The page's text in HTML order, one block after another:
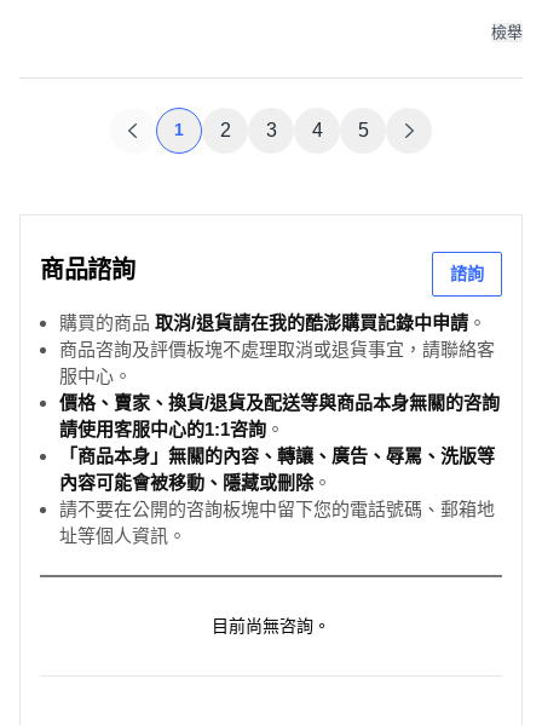
檢舉
1 2 3 4 5
商品諮詢 諮詢
購買的商品 取消/退貨請在我的酷澎購買記錄中申請 。
商品咨詢及評價板塊不處理取消或退貨事宜，請聯絡客
服中心。
價格、賣家、換貨/退貨及配送等與商品本身無關的咨詢
請使用客服中心的1:1咨詢 。
「商品本身」無關的內容、轉讓、廣告、辱罵、洗版等
內容可能會被移動、隱藏或刪除。
請不要在公開的咨詢板塊中留下您的電話號碼、郵箱地
址等個人資訊。
目前尚無咨詢。